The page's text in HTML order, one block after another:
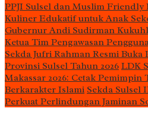
PPJI Sulsel dan Muslim Friendly
Kuliner Edukatif untuk Anak
Gubernur Andi Sudirman
Ketua Tim Pengawasan
Sekda Jufri Rahman Resmi Buka
Provinsi Sulsel Tahun 2026 LDK
Makassar 2026: Cetak
Berkarakter Islami Sekda Sulsel
Perkuat Perlindungan Jaminan